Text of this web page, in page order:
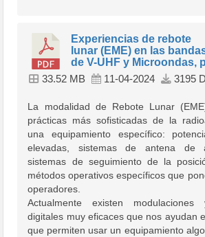
Experiencias de rebote
lunar (EME) en las
de V-UHF y Microondas,
33.52 MB 11-04-2024 3195
La modalidad de Rebote Lunar
prácticas más sofisticadas de la
una equipamiento específico:
elevadas, sistemas de antena de
sistemas de seguimiento de la
métodos operativos específicos que
operadores.
Actualmente existen modulaciones
digitales muy eficaces que nos ayudan
que permiten usar un equipamiento